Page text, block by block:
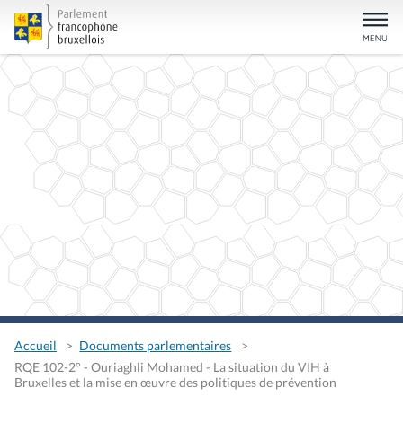
Accueil
Documents parlementaires
RQE 102-2° - Ouriaghli Mohamed - La situation du VIH à
Bruxelles et la mise en œuvre des politiques de prévention